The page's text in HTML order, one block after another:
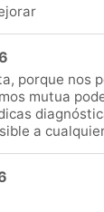
porque nos
mutua
a